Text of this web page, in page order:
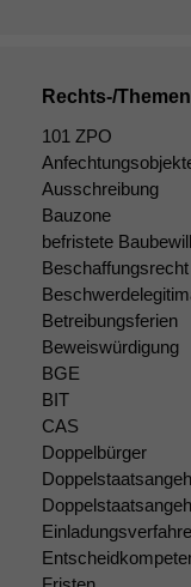
Rechts-/
101 ZPO
Ausschreibung
Bauzone
befristete
Beschaffungsrecht
Betreibungsferien
Beweiswürdigung
BGE
BIT
CAS
Doppelbürger